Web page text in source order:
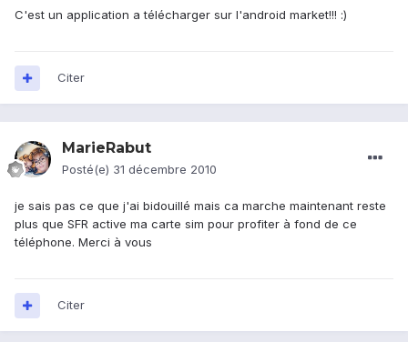
C'est un application a télécharger sur l'android market!!! :)
Citer
MarieRabut
Posté(e) 31 décembre 2010
je sais pas ce que j'ai bidouillé mais ca marche maintenant reste
plus que SFR active ma carte sim pour profiter à fond de ce
téléphone. Merci à vous
Citer